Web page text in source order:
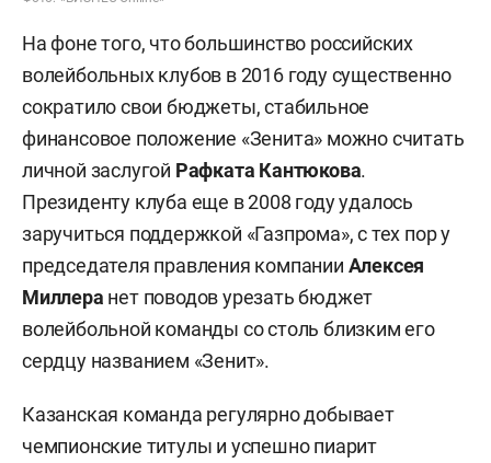
На фоне того, что большинство российских
волейбольных клубов в 2016 году существенно
сократило свои бюджеты, стабильное
финансовое положение «Зенита» можно считать
личной заслугой Рафката Кантюкова.
Президенту клуба еще в 2008 году удалось
заручиться поддержкой «Газпрома», с тех пор у
председателя правления компании Алексея
Миллера нет поводов урезать бюджет
волейбольной команды со столь близким его
сердцу названием «Зенит».
Казанская команда регулярно добывает
чемпионские титулы и успешно пиарит